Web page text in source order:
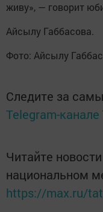
живу», — говорит
Айсылу Габбасова.
Фото: Айсылу
Следите за
Telegram-канале
Читайте
национальном
https://max.ru/